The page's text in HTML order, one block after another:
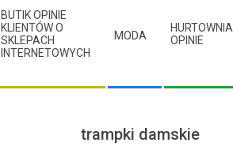
BUTIK OPINIE
KLIENTÓW O
SKLEPACH
INTERNETOWYCH
MODA
HURTOWNIA
OPINIE
trampki damskie